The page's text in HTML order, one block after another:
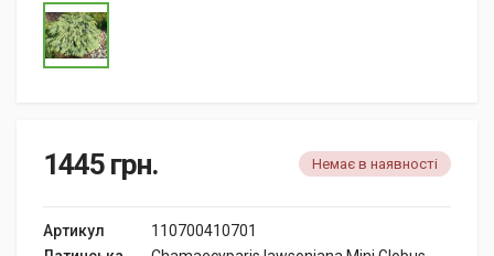
1445 грн. Немає в наявності
Артикул
110700410701